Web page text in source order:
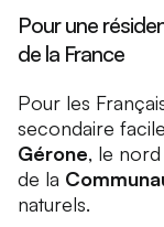
Pour une
de la France
Pour les
secondaire
Gérone, le
de la
naturels.